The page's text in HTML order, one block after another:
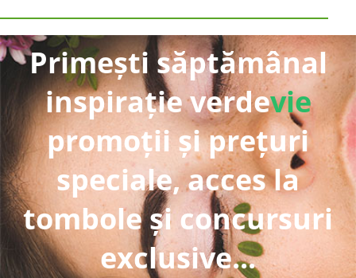
Primești săptămânal
inspirație verdevie
promoții și prețuri
speciale, acces la
tombole și concursuri
exclusive...